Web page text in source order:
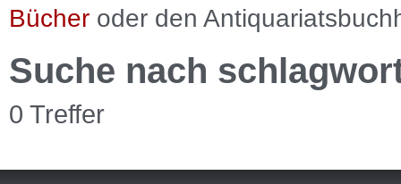
Bücher oder den
Suche nach
0 Treffer